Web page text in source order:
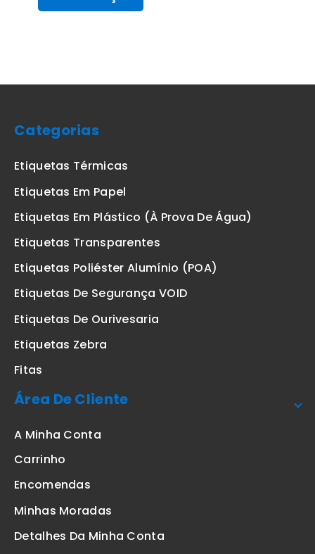
Categorias
Etiquetas Térmicas
Etiquetas Em Papel
Etiquetas Em Plástico (à Prova De Água)
Etiquetas Transparentes
Etiquetas Poliéster Alumínio (POA)
Etiquetas De Segurança VOID
Etiquetas De Ourivesaria
Etiquetas Zebra
Fitas
Área De Cliente
A Minha Conta
Carrinho
Encomendas
Minhas Moradas
Detalhes Da Minha Conta